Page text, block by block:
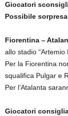
Giocatori
Possibile sorpresa
Fiorentina –
allo stadio “Artemio
Per la Fiorentina
squalifica Pulgar e
Per l’Atalanta
Giocatori